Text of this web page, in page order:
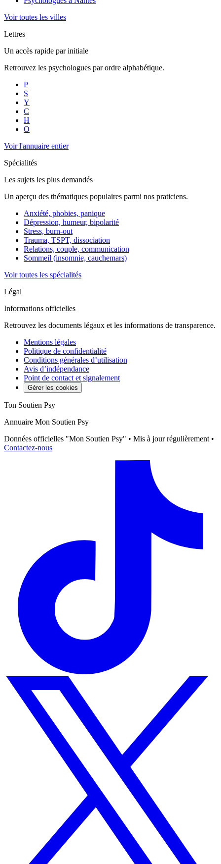
Voir toutes les villes
Lettres
Un accès rapide par initiale
Retrouvez les psychologues par ordre alphabétique.
P
S
Y
C
H
O
Voir l'annuaire entier
Spécialités
Les sujets les plus demandés
Un aperçu des thématiques populaires parmi nos praticiens.
Anxiété, phobies, panique
Dépression, humeur, bipolarité
Stress, burn-out
Trauma, TSPT, dissociation
Relations, couple, communication
Sommeil (insomnie, cauchemars)
Voir toutes les spécialités
Légal
Informations officielles
Retrouvez les documents légaux et les informations de transparence.
Mentions légales
Politique de confidentialité
Conditions générales d’utilisation
Avis d’indépendance
Point de contact et signalement
Gérer les cookies
Ton Soutien Psy
Annuaire Mon Soutien Psy
Données officielles "Mon Soutien Psy" • Mis à jour régulièrement •
Contactez-nous